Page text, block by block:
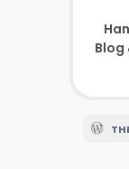
Blog